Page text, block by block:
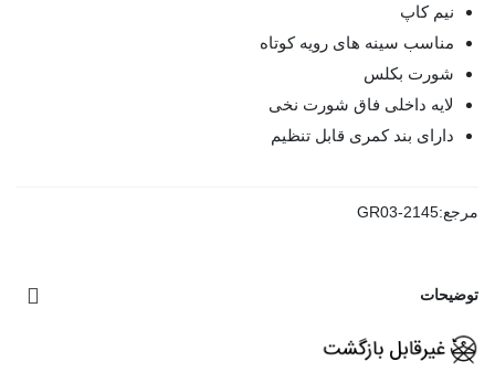
نیم کاپ
مناسب سینه های رویه کوتاه
شورت بکلس
لایه داخلی فاق شورت نخی
دارای بند کمری قابل تنظیم
مرجع:GR03-2145
توضیحات